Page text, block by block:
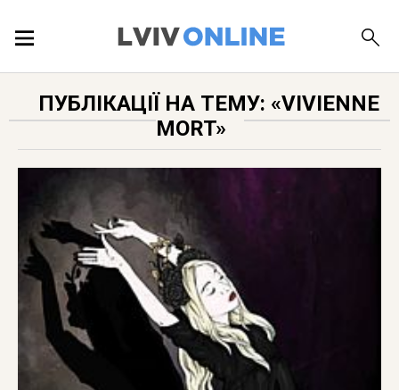
ПУБЛІКАЦІЇ
ДОВІДКА
ПУБЛІКАЦІЇ НА ТЕМУ: «VIVIENNE
MORT»